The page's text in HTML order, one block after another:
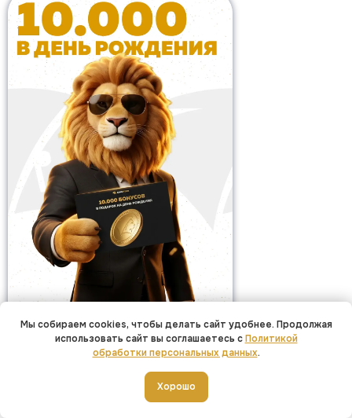
Мы собираем cookies, чтобы делать сайт удобнее. Продолжая
использовать сайт вы соглашаетесь сПолитикой
обработки персональных данных.
Хорошо
Добавить в корзину